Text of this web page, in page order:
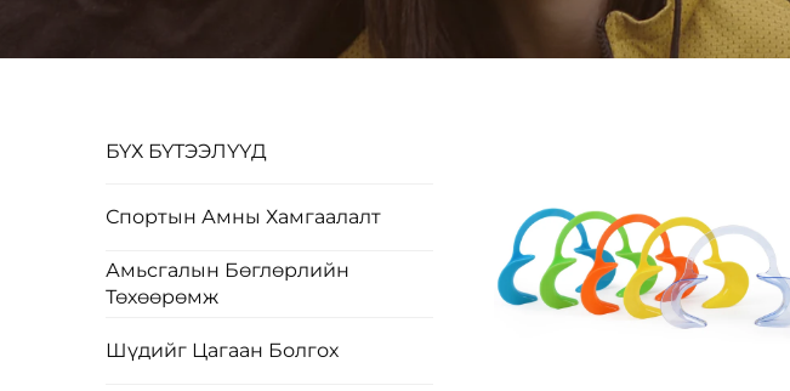
БҮХ БҮТЭЭЛҮҮД
Спортын Амны Хамгаалалт
Амьсгалын Бөглөрлийн
Төхөөрөмж
Шүдийг Цагаан Болгох